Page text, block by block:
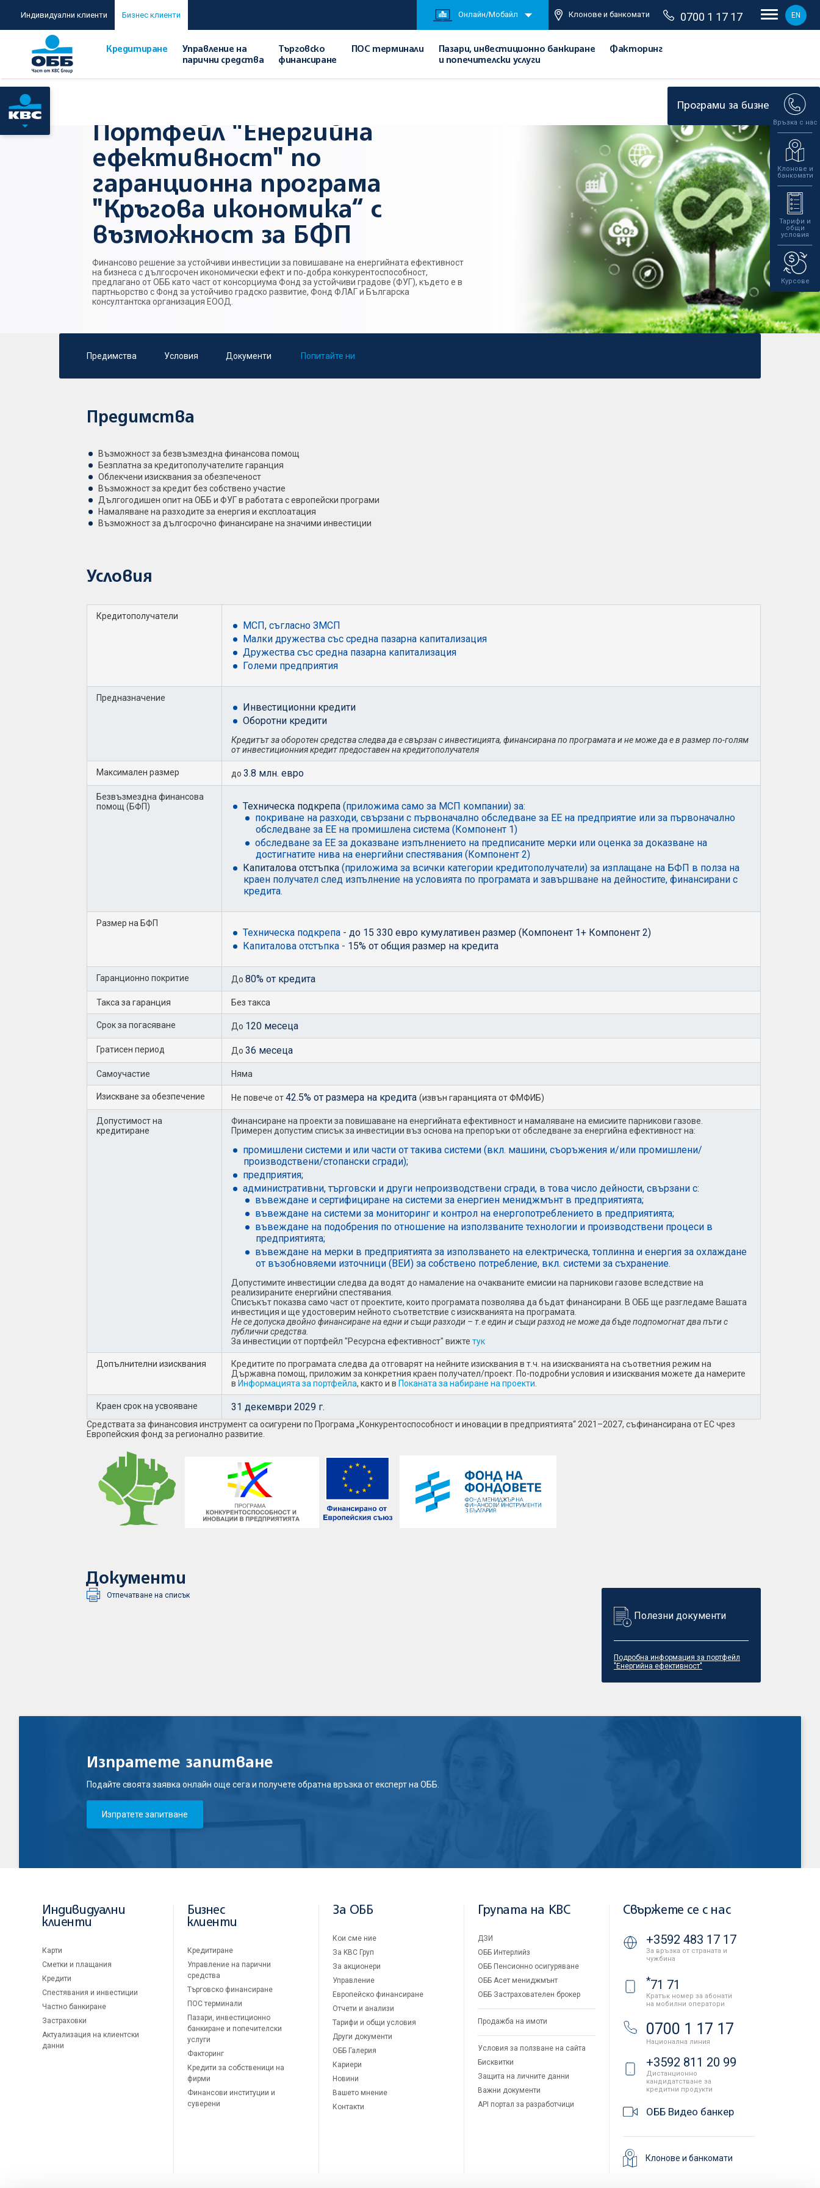
Индивидуални клиенти Бизнес клиенти Онлайн/Мобайл Клонове и банкомати 0700 1 17 17 EN
Кредитиране
Управление на
парични средства
Търговско
финансиране
ПОС терминали
Пазари, инвестиционно банкиране
и попечителски услуги
Факторинг
Програми за бизнеса
Връзка с нас
Клонове и
банкомати
Тарифи и
общи
условия
Курсове
Портфейл "Енергийна
ефективност" по
гаранционна програма
"Кръгова икономика“ с
възможност за БФП
Финансово решение за устойчиви инвестиции за повишаване на енергийната ефективност
на бизнеса с дългосрочен икономически ефект и по‑добра конкурентоспособност,
предлагано от ОББ като част от консорциума Фонд за устойчиви градове (ФУГ), където е в
партньорство с Фонд за устойчиво градско развитие, Фонд ФЛАГ и Българска
консултантска организация ЕООД.
Предимства Условия Документи Попитайте ни
Предимства
Възможност за безвъзмездна финансова помощ
Безплатна за кредитополучателите гаранция
Облекчени изисквания за обезпеченост
Възможност за кредит без собствено участие
Дългогодишен опит на ОББ и ФУГ в работата с европейски програми
Намаляване на разходите за енергия и експлоатация
Възможност за дългосрочно финансиране на значими инвестиции
Условия
Кредитополучатели
МСП, съгласно ЗМСП
Малки дружества със средна пазарна капитализация
Дружества със средна пазарна капитализация
Големи предприятия
Предназначение
Инвестиционни кредити
Оборотни кредити
Кредитът за оборотен средства следва да е свързан с инвестицията, финансирана по програмата и не може да е в размер по-голям
от инвестиционния кредит предоставен на кредитополучателя
Максимален размер до 3.8 млн. евро
Безвъзмездна финансова
помощ (БФП)
Техническа подкрепа (приложима само за МСП компании) за:
покриване на разходи, свързани с първоначално обследване за EE на предприятие или за първоначално
обследване за EE на промишлена система (Компонент 1)
обследване за ЕЕ за доказване изпълнението на предписаните мерки или оценка за доказване на
достигнатите нива на енергийни спестявания (Компонент 2)
Капиталова отстъпка (приложима за всички категории кредитополучатели) за изплащане на БФП в полза на
краен получател след изпълнение на условията по програмата и завършване на дейностите, финансирани с
кредита.
Размер на БФП
Техническа подкрепа - до 15 330 евро кумулативен размер (Компонент 1+ Компонент 2)
Капиталова отстъпка - 15% от общия размер на кредита
Гаранционно покритие До 80% от кредита
Такса за гаранция Без такса
Срок за погасяване До 120 месеца
Гратисен период До 36 месеца
Самоучастие Няма
Изискване за обезпечение Не повече от42.5% от размера на кредита (извън гаранцията от ФМФИБ)
Допустимост на
кредитиране
Финансиране на проекти за повишаване на енергийната ефективност и намаляване на емисиите парникови газове.
Примерен допустим списък за инвестиции въз основа на препоръки от обследване за енергийна ефективност на:
промишлени системи и или части от такива системи (вкл. машини, съоръжения и/или промишлени/
производствени/стопански сгради);
предприятия;
административни, търговски и други непроизводствени сгради, в това число дейности, свързани с:
въвеждане и сертифициране на системи за енергиен мениджмънт в предприятията;
въвеждане на системи за мониторинг и контрол на енергопотреблението в предприятията;
въвеждане на подобрения по отношение на използваните технологии и производствени процеси в
предприятията;
въвеждане на мерки в предприятията за използването на електрическа, топлинна и енергия за охлаждане
от възобновяеми източници (ВЕИ) за собствено потребление, вкл. системи за съхранение.
Допустимите инвестиции следва да водят до намаление на очакваните емисии на парникови газове вследствие на
реализираните енергийни спестявания.
Списъкът показва само част от проектите, които програмата позволява да бъдат финансирани. В ОББ ще разгледаме Вашата
инвестиция и ще удостоверим нейното съответствие с изискванията на програмата.
Не се допуска двойно финансиране на едни и същи разходи – т.е един и същи разход не може да бъде подпомогнат два пъти с
публични средства.
За инвестиции от портфейл "Ресурсна ефективност" вижте тук
Допълнителни изисквания
Кредитите по програмата следва да отговарят на нейните изисквания в т.ч. на изискванията на съответния режим на
Държавна помощ, приложим за конкретния краен получател/проект. По-подробни условия и изисквания можете да намерите
в Информацията за портфейла, както и в Поканата за набиране на проекти
Краен срок на усвояване 31 декември 2029 г.
Средствата за финансовия инструмент са осигурени по Програма „Конкурентоспособност и иновации в предприятията“ 2021–2027, съфинансирана от ЕС чрез
Европейския фонд за регионално развитие.
Документи
Отпечатване на списък
Полезни документи
Подробна информация за портфейл
"Енергийна ефективност"
Изпратете запитване
Подайте своята заявка онлайн още сега и получете обратна връзка от експерт на ОББ.
Изпратете запитване
Индивидуални
клиенти
Карти
Сметки и плащания
Кредити
Спестявания и инвестиции
Частно банкиране
Застраховки
Актуализация на клиентски
данни
Бизнес
клиенти
Кредитиране
Управление на парични
средства
Търговско финансиране
ПОС терминали
Пазари, инвестиционно
банкиране и попечителски
услуги
Факторинг
Кредити за собственици на
фирми
Финансови институции и
суверени
За ОББ
Кои сме ние
За KBC Груп
За акционери
Управление
Европейско финансиране
Отчети и анализи
Тарифи и общи условия
Други документи
ОББ Галерия
Кариери
Новини
Вашето мнение
Контакти
Групата на KBC
ДЗИ
ОББ Интерлийз
ОББ Пенсионно осигуряване
ОББ Асет мениджмънт
ОББ Застрахователен брокер
Продажба на имоти
Условия за ползване на сайта
Бисквитки
Защита на личните данни
Важни документи
API портал за разработчици
Свържете се с нас
+3592 483 17 17
За връзка от страната и
чужбина
*71 71
Кратък номер за абонати
на мобилни оператори
0700 1 17 17
Национална линия
+3592 811 20 99
Дистанционно
кандидатстване за
кредитни продукти
ОББ Видео банкер
Клонове и банкомати